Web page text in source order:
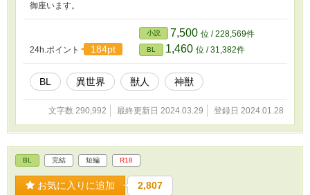
御座います。
24h.ポイント 184pt
小説 7,500 位 / 228,569件
BL 1,460 位 / 31,382件
BL 異世界 獣人 神獣
文字数 290,992 最終更新日 2024.03.29 登録日 2024.01.28
BL 完結 短編 R18
お気に入りに追加 2,807